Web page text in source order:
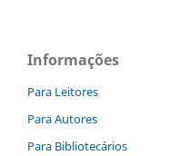
Informações
Para Leitores
Para Autores
Para Bibliotecários